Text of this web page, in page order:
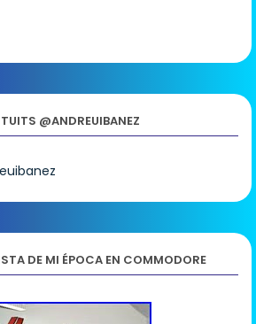
@ANDREUIBANEZ
DE MI ÉPOCA EN COMMODORE